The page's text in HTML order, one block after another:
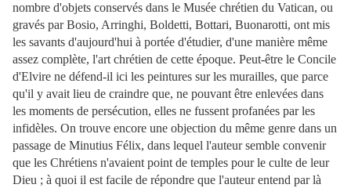
nombre d'objets conservés dans le Musée chrétien du Vatican, ou
gravés par Bosio, Arringhi, Boldetti, Bottari, Buonarotti, ont mis
les savants d'aujourd'hui à portée d'étudier, d'une manière même
assez complète, l'art chrétien de cette époque. Peut-être le Concile
d'Elvire ne défend-il ici les peintures sur les murailles, que parce
qu'il y avait lieu de craindre que, ne pouvant être enlevées dans
les moments de persécution, elles ne fussent profanées par les
infidèles. On trouve encore une objection du même genre dans un
passage de Minutius Félix, dans lequel l'auteur semble convenir
que les Chrétiens n'avaient point de temples pour le culte de leur
Dieu ; à quoi il est facile de répondre que l'auteur entend par là